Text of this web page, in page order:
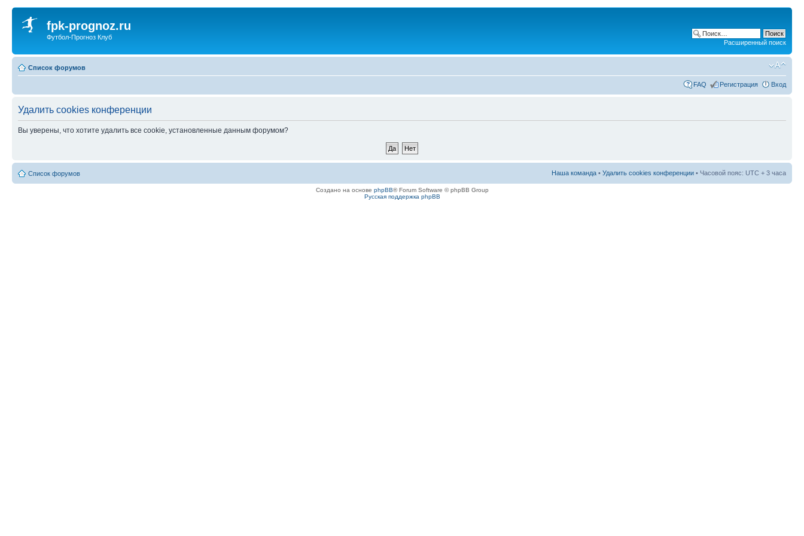
fpk-prognoz.ru
Футбол-Прогноз Клуб
Расширенный поиск
Список форумов
FAQ Регистрация Вход
Удалить cookies конференции
Вы уверены, что хотите удалить все cookie, установленные данным форумом?
Список форумов Наша команда • Удалить cookies конференции • Часовой пояс: UTC + 3 часа
Создано на основе phpBB® Forum Software © phpBB Group
Русская поддержка phpBB